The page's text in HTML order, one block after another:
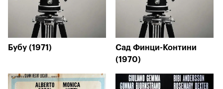
Бубу (1971)
Сад Финци-Контини
(1970)